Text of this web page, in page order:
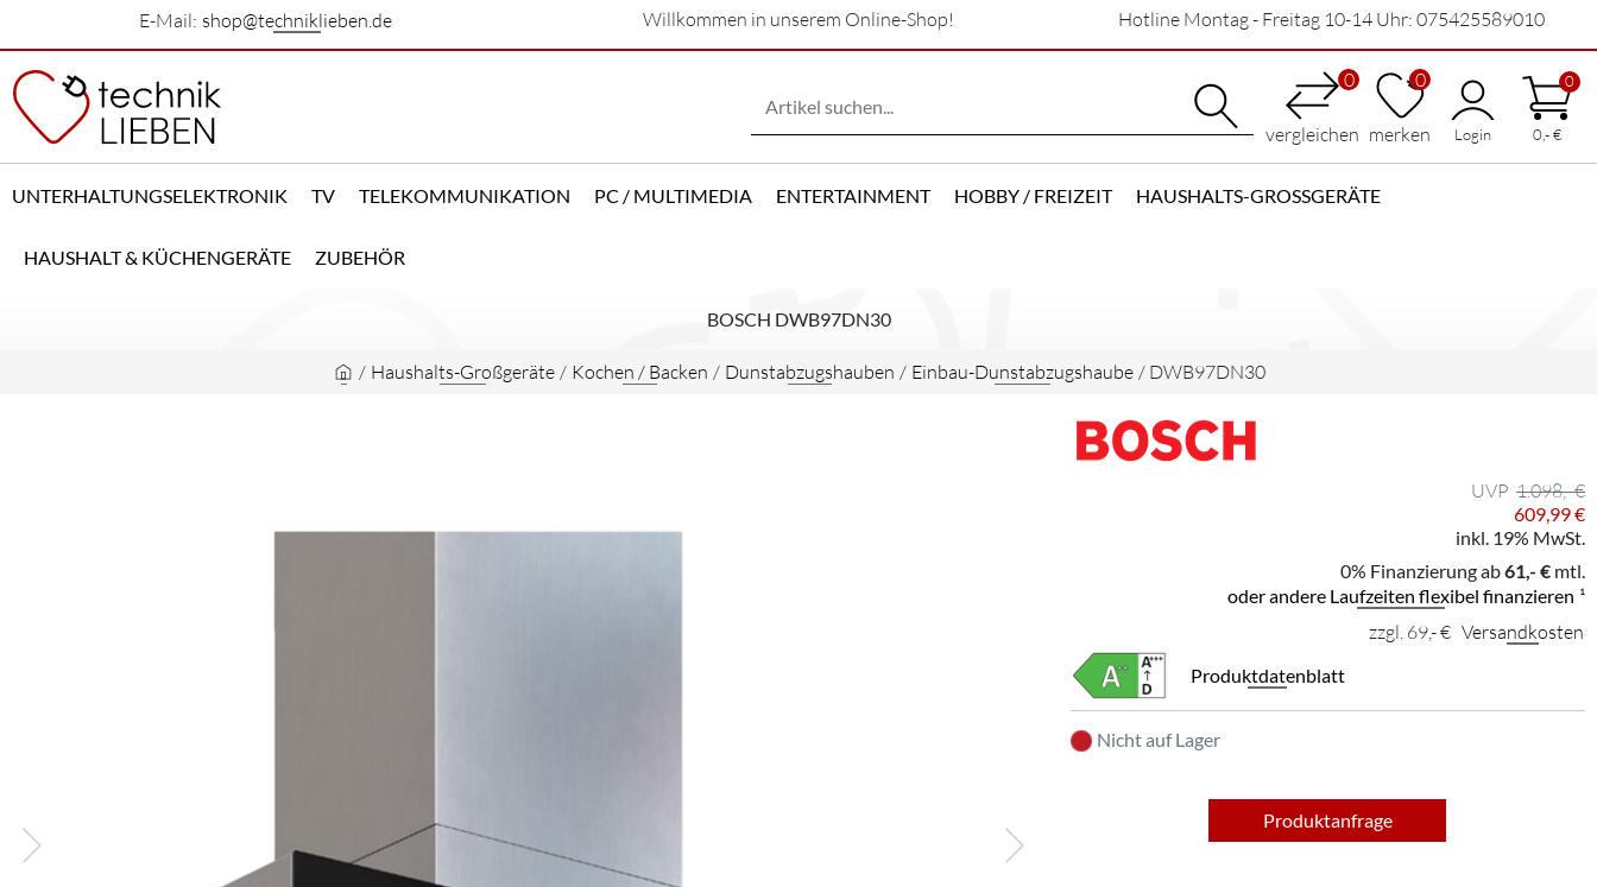
E-Mail: shop@techniklieben.de Willkommen in unserem Online-Shop! Hotline Montag - Freitag 10-14 Uhr: 075425589010
0
vergleichen
0
merken Login
0
0,- €
UNTERHALTUNGSELEKTRONIK TV TELEKOMMUNIKATION PC / MULTIMEDIA ENTERTAINMENT HOBBY / FREIZEIT HAUSHALTS-GROSSGERÄTE
HAUSHALT & KÜCHENGERÄTE ZUBEHÖR
BOSCH DWB97DN30
/ Haushalts-Großgeräte / Kochen / Backen / Dunstabzugshauben / Einbau-Dunstabzugshaube / DWB97DN30
1.098,- €
609,99 €
inkl. 19% MwSt.
0% Finanzierung ab61,- € mtl.
oder andere Laufzeiten flexibel finanzieren ¹
zzgl. 69,- € Versandkosten
Produktdatenblatt
Nicht auf Lager
Produktanfrage